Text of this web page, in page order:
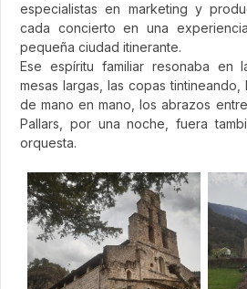
especialistas en marketing y
cada concierto en una
pequeña ciudad itinerante.
Ese espíritu familiar resonaba en
mesas largas, las copas
de mano en mano, los abrazos
Pallars, por una noche, fuera
orquesta.